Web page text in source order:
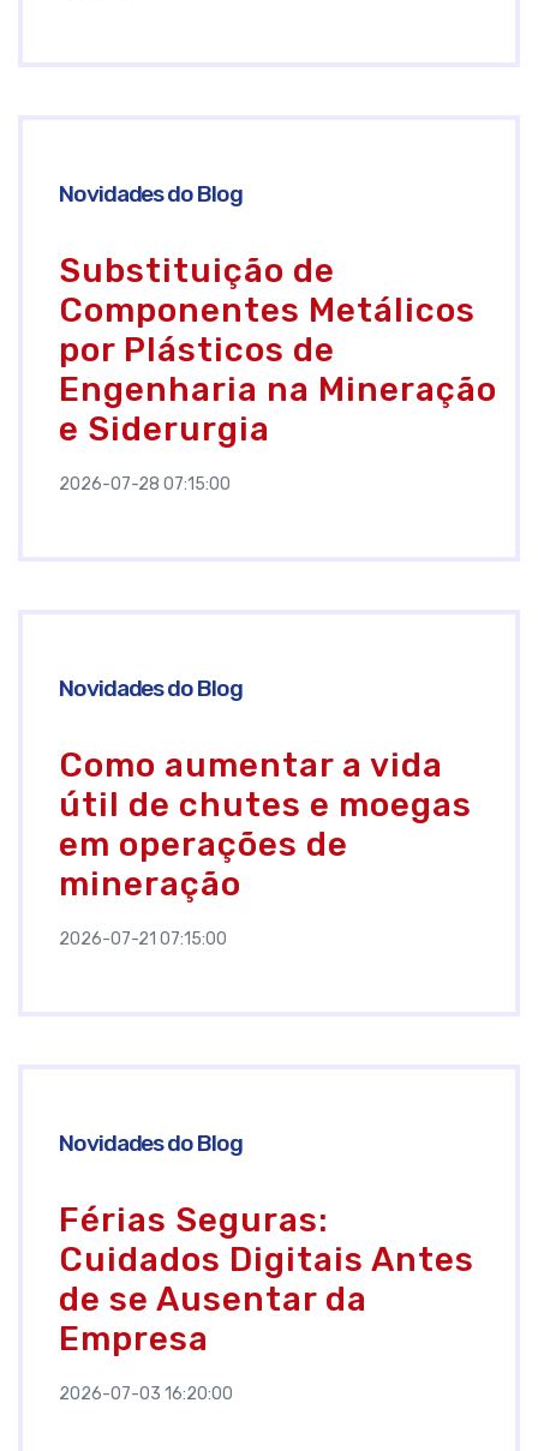
Novidades do Blog
Substituição de
Componentes Metálicos
por Plásticos de
Engenharia na Mineração
e Siderurgia
2026-07-28 07:15:00
Novidades do Blog
Como aumentar a vida
útil de chutes e moegas
em operações de
mineração
2026-07-21 07:15:00
Novidades do Blog
Férias Seguras:
Cuidados Digitais Antes
de se Ausentar da
Empresa
2026-07-03 16:20:00